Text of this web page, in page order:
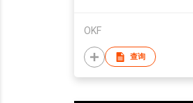
OKF
查询